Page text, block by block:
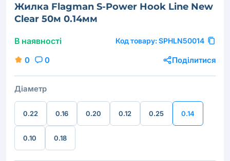
Жилка Flagman S-Power Hook Line New
Clear 50м 0.14мм
В наявності Код товару: SPHLN50014
0 0 Поділитися
Діаметр
0.22 0.16 0.20 0.12 0.25 0.14
0.10 0.18